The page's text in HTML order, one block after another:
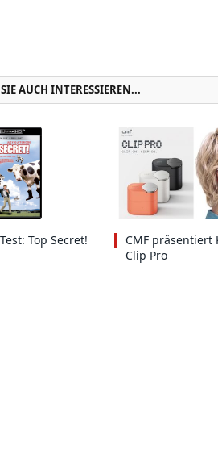
AUCH INTERESSIEREN...
Top Secret!
CMF präsentiert
Clip Pro